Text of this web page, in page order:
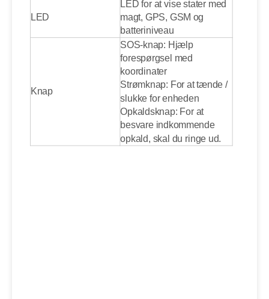
LED
LED for at vise stater med
magt, GPS, GSM og
batteriniveau
Knap
SOS-knap: Hjælp
forespørgsel med
koordinater
Strømknap: For at tænde /
slukke for enheden
Opkaldsknap: For at
besvare indkommende
opkald, skal du ringe ud.